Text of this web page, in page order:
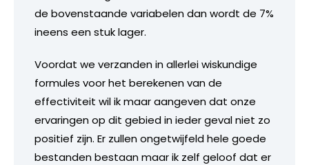
de bovenstaande variabelen dan wordt de 7%
ineens een stuk lager.
Voordat we verzanden in allerlei wiskundige
formules voor het berekenen van de
effectiviteit wil ik maar aangeven dat onze
ervaringen op dit gebied in ieder geval niet zo
positief zijn. Er zullen ongetwijfeld hele goede
bestanden bestaan maar ik zelf geloof dat er